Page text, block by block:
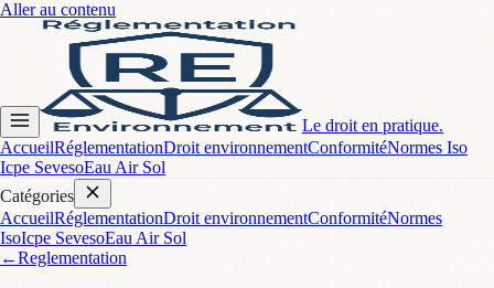
Aller au contenu
Le droit en pratique.
AccueilRéglementationDroit environnementConformitéNormes Iso
Icpe SevesoEau Air Sol
Catégories
AccueilRéglementationDroit environnementConformitéNormes
IsoIcpe SevesoEau Air Sol
←Reglementation